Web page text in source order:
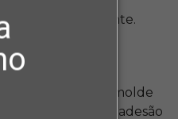
tudo corretamente.
. Coloque o molde
que tenha boa adesão